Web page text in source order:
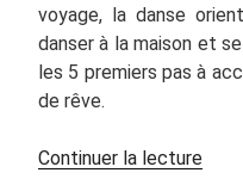
voyage, la danse
danser à la maison et
les 5 premiers pas à
de rêve.
Continuer la lecturede